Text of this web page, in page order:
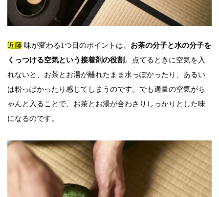
近藤 味が変わる1つ目のポイントは、 お茶の分子と水の分子を
くっつける空気という接着剤の役割。点てるときに空気を入
れないと、お茶とお湯が離れたまま水っぽかったり、あるい
は粉っぽかったり感じてしまうのです。でも適量の空気がち
ゃんと入ることで、お茶とお湯が合わさりしっかりとした味
になるのです。